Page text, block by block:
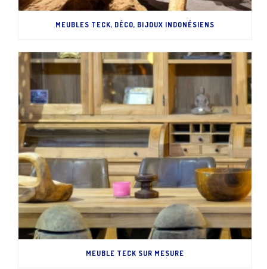
MEUBLES TECK, DÉCO, BIJOUX INDONÉSIENS
MEUBLE TECK SUR MESURE